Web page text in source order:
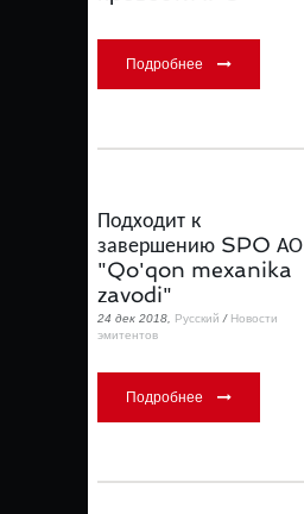
Подробнее
Подходит к
завершению SPO АО
"Qo'qon mexanika
zavodi"
24 дек 2018, Русский / Новости
эмитентов
Подробнее